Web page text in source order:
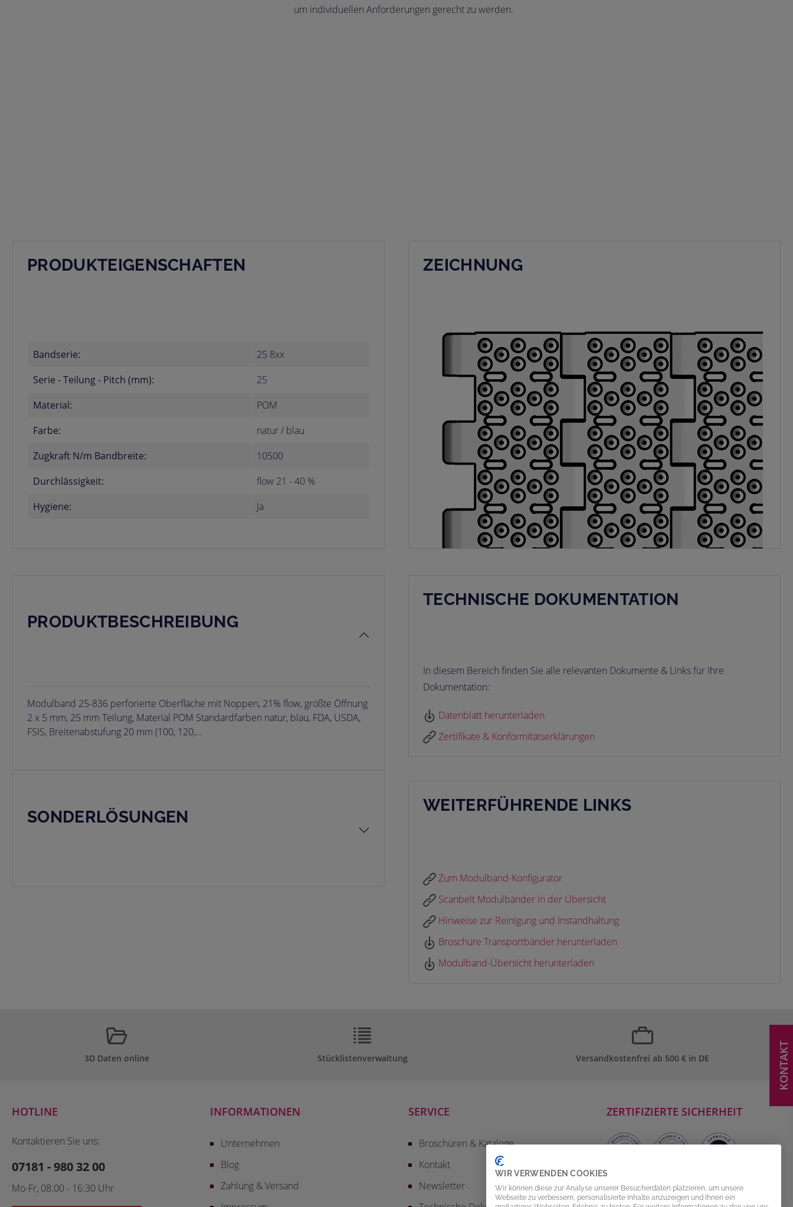
um individuellen Anforderungen gerecht zu werden.
PRODUKTEIGENSCHAFTEN
Bandserie:
25 8xx
Serie - Teilung - Pitch (mm):
25
Material:
POM
Farbe:
natur / blau
Zugkraft N/m Bandbreite:
10500
Durchlässigkeit:
flow 21 - 40 %
Hygiene:
Ja
ZEICHNUNG
PRODUKTBESCHREIBUNG
Modulband 25-836 perforierte Oberfläche mit Noppen, 21% flow, größte Öffnung
2 x 5 mm, 25 mm Teilung, Material POM Standardfarben natur, blau, FDA, USDA,
FSIS, Breitenabstufung 20 mm (100, 120,...
SONDERLÖSUNGEN
TECHNISCHE DOKUMENTATION
In diesem Bereich finden Sie alle relevanten Dokumente & Links für Ihre
Dokumentation:
Datenblatt herunterladen
Zertifikate & Konformitätserklärungen
WEITERFÜHRENDE LINKS
Zum Modulband-Konfigurator
Scanbelt Modulbänder in der Übersicht
Hinweise zur Reinigung und Instandhaltung
Broschüre Transportbänder herunterladen
Modulband-Übersicht herunterladen
3D Daten online Stücklistenverwaltung Versandkostenfrei ab 500 € in DE
HOTLINE
Kontaktieren Sie uns:
07181 - 980 32 00
Mo-Fr, 08:00 - 16:30 Uhr
INFORMATIONEN
Unternehmen
Blog
Zahlung & Versand
SERVICE
Broschüren & Kataloge
Kontakt
Newsletter
ZERTIFIZIERTE SICHERHEIT
KONTAKT
WIR VERWENDEN COOKIES
Wir können diese zur Analyse unserer Besucherdaten platzieren, um unsere
Webseite zu verbessern, personalisierte Inhalte anzuzeigen und Ihnen ein